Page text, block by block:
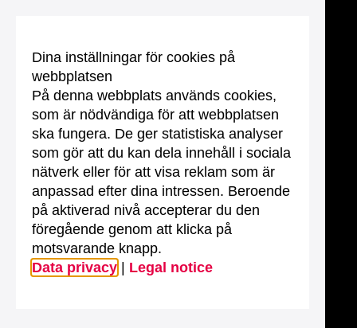
Dina inställningar för cookies på
webbplatsen
På denna webbplats används cookies,
som är nödvändiga för att webbplatsen
ska fungera. De ger statistiska analyser
som gör att du kan dela innehåll i sociala
nätverk eller för att visa reklam som är
anpassad efter dina intressen. Beroende
på aktiverad nivå accepterar du den
föregående genom att klicka på
motsvarande knapp.
Data privacy
Legal notice